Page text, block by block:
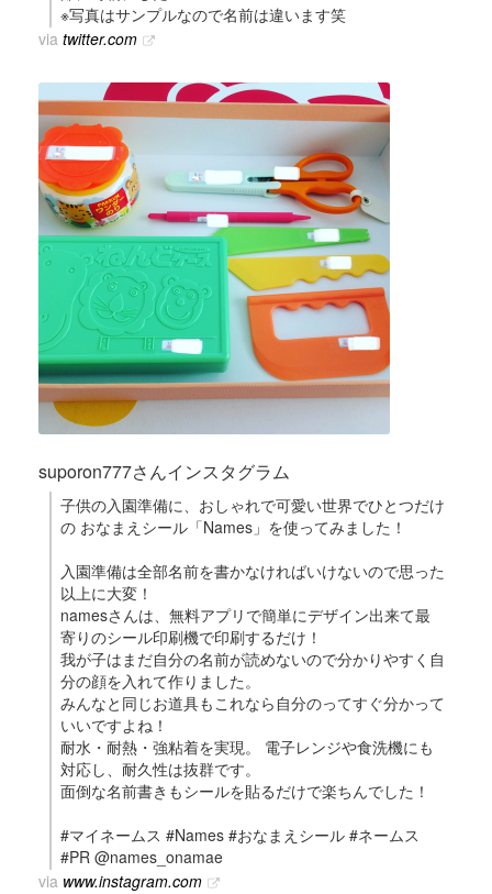
※写真はサンプルなので名前は違います笑
via twitter.com
suporon777さんインスタグラム
子供の入園準備に、おしゃれで可愛い世界でひとつだけ
の おなまえシール「Names」を使ってみました！
入園準備は全部名前を書かなければいけないので思った
以上に大変！
namesさんは、無料アプリで簡単にデザイン出来て最
寄りのシール印刷機で印刷するだけ！
我が子はまだ自分の名前が読めないので分かりやすく自
分の顔を入れて作りました。
みんなと同じお道具もこれなら自分のってすぐ分かって
いいですよね！
耐水・耐熱・強粘着を実現。 電子レンジや食洗機にも
対応し、耐久性は抜群です。
面倒な名前書きもシールを貼るだけで楽ちんでした！
#マイネームス #Names #おなまえシール #ネームス
#PR @names_onamae
via www.instagram.com